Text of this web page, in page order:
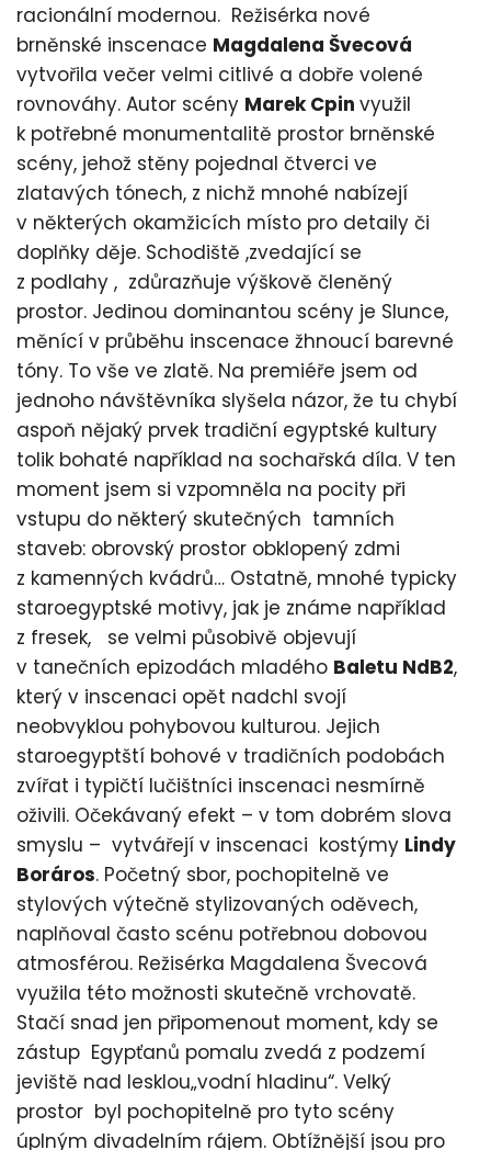
racionální modernou. Režisérka nové
brněnské inscenace Magdalena Švecová
vytvořila večer velmi citlivé a dobře volené
rovnováhy. Autor scény Marek Cpin využil
k potřebné monumentalitě prostor brněnské
scény, jehož stěny pojednal čtverci ve
zlatavých tónech, z nichž mnohé nabízejí
v některých okamžicích místo pro detaily či
doplňky děje. Schodiště ,zvedající se
z podlahy , zdůrazňuje výškově členěný
prostor. Jedinou dominantou scény je Slunce,
měnící v průběhu inscenace žhnoucí barevné
tóny. To vše ve zlatě. Na premiéře jsem od
jednoho návštěvníka slyšela názor, že tu chybí
aspoň nějaký prvek tradiční egyptské kultury
tolik bohaté například na sochařská díla. V ten
moment jsem si vzpomněla na pocity při
vstupu do některý skutečných tamních
staveb: obrovský prostor obklopený zdmi
z kamenných kvádrů… Ostatně, mnohé typicky
staroegyptské motivy, jak je známe například
z fresek, se velmi působivě objevují
v tanečních epizodách mladého Baletu NdB2,
který v inscenaci opět nadchl svojí
neobvyklou pohybovou kulturou. Jejich
staroegyptští bohové v tradičních podobách
zvířat i typičtí lučištníci inscenaci nesmírně
oživili. Očekávaný efekt – v tom dobrém slova
smyslu – vytvářejí v inscenaci kostýmy Lindy
Boráros. Početný sbor, pochopitelně ve
stylových výtečně stylizovaných oděvech,
naplňoval často scénu potřebnou dobovou
atmosférou. Režisérka Magdalena Švecová
využila této možnosti skutečně vrchovatě.
Stačí snad jen připomenout moment, kdy se
zástup Egypťanů pomalu zvedá z podzemí
jeviště nad lesklou„vodní hladinu“. Velký
prostor byl pochopitelně pro tyto scény
úplným divadelním rájem. Obtížnější jsou pro